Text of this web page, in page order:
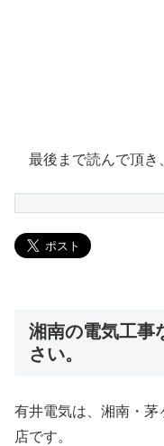
最後まで読んで頂き
湘南の電気工事
さい。
有井電気は、湘南・茅
店です。